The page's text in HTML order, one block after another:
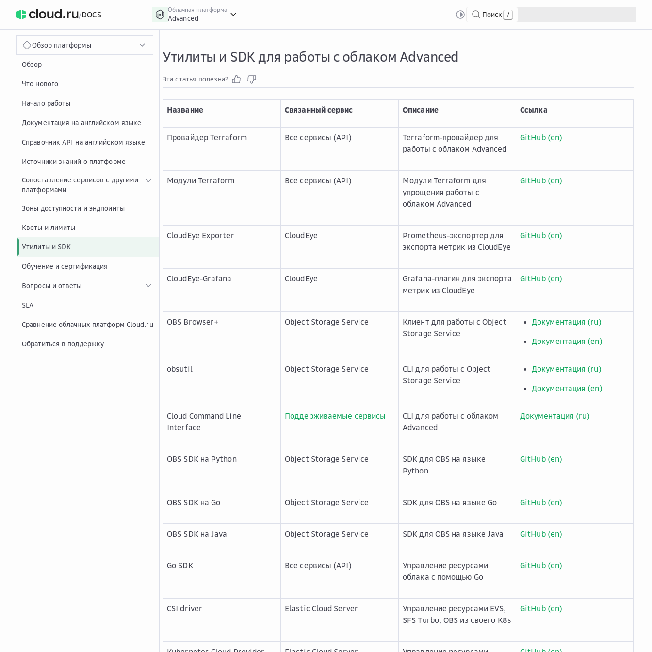
/DOCS
Облачная платформа
Advanced Поиск /
Обзор платформы
Обзор
Что нового
Начало работы
Документация на английском языке
Справочник API на английском языке
Источники знаний о платформе
Сопоставление сервисов с другими
платформами
Зоны доступности и эндпоинты
Квоты и лимиты
Утилиты и SDK
Обучение и сертификация
Вопросы и ответы
SLA
Сравнение облачных платформ Cloud.ru
Обратиться в поддержку
Утилиты и SDK для работы с облаком Advanced
Эта статья полезна?
Название Связанный сервис Описание Ссылка
Провайдер Terraform Все сервисы (API)
Terraform-провайдер для
работы с облаком Advanced
GitHub (en)
Модули Terraform Все сервисы (API)
Модули Terraform для
упрощения работы с
облаком Advanced
GitHub (en)
CloudEye Exporter CloudEye
Prometheus-экспортер для
экспорта метрик из CloudEye
GitHub (en)
CloudEye-Grafana CloudEye
Grafana-плагин для экспорта
метрик из CloudEye
GitHub (en)
OBS Browser+ Object Storage Service
Клиент для работы с Object
Storage Service
Документация (ru)
Документация (en)
obsutil Object Storage Service
CLI для работы с Object
Storage Service
Документация (ru)
Документация (en)
Cloud Command Line
Interface
Поддерживаемые сервисы
CLI для работы с облаком
Advanced
Документация (ru)
OBS SDK на Python Object Storage Service
SDK для OBS на языке
Python
GitHub (en)
OBS SDK на Go Object Storage Service SDK для OBS на языке Go GitHub (en)
OBS SDK на Java Object Storage Service SDK для OBS на языке Java GitHub (en)
Go SDK Все сервисы (API)
Управление ресурсами
облака с помощью Go
GitHub (en)
CSI driver Elastic Cloud Server
Управление ресурсами EVS,
SFS Turbo, OBS из своего K8s
GitHub (en)